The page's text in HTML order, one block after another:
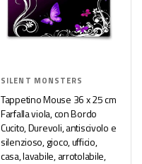
SILENT MONSTERS
Tappetino Mouse 36 x 25 cm
Farfalla viola, con Bordo
Cucito, Durevoli, antiscivolo e
silenzioso, gioco, ufficio,
casa, lavabile, arrotolabile,